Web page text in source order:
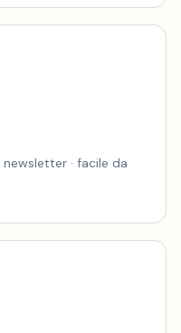
· facile da